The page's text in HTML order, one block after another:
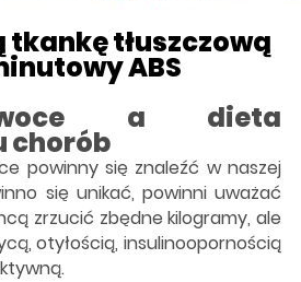
tkankę tłuszczową
ABS
a dieta
chorób
powinny się znaleźć w naszej
się unikać, powinni uważać
zrzucić zbędne kilogramy, ale
otyłością, insulinoopornością